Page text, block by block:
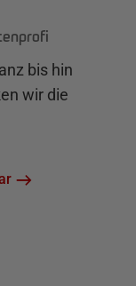
bis hin
wir die